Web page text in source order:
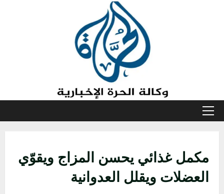
القائمة
مكمل غذائي يحسن المزاج ويقوّي
العضلات ويقلل العدوانية